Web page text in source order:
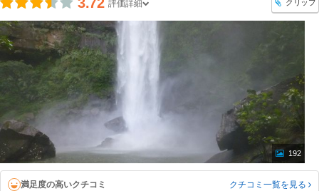
評価詳細 クリップ
192
満足度の高いクチコミ クチコミ一覧を見る